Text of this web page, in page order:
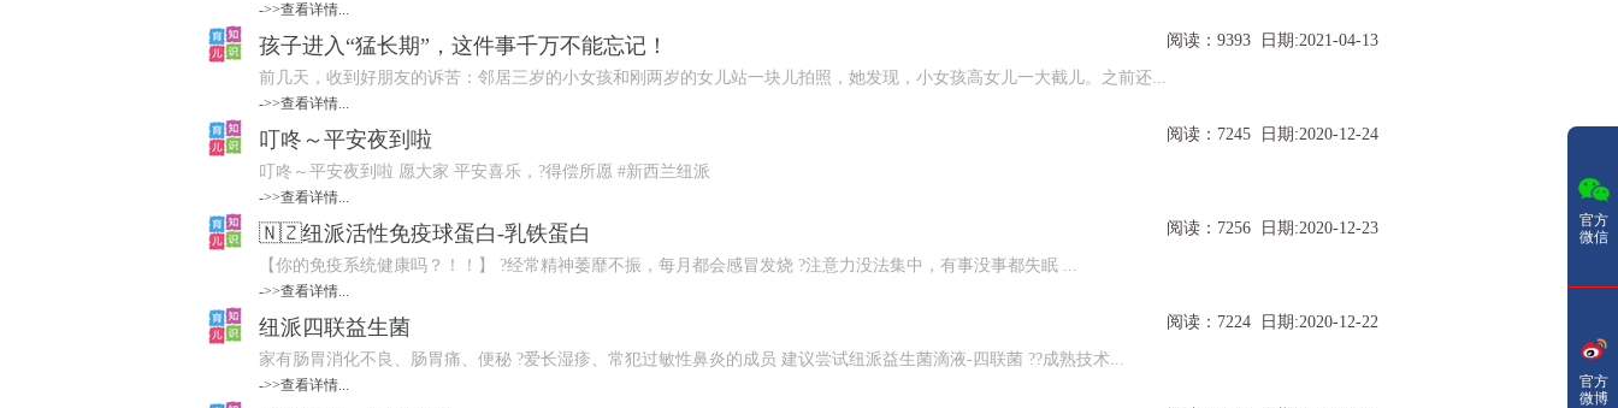
->>查看详情...
孩子进入“猛长期”，这件事千万不能忘记！ 阅读：9393 日期:2021-04-13
前几天，收到好朋友的诉苦：邻居三岁的小女孩和刚两岁的女儿站一块儿拍照，她发现，小女孩高女儿一大截儿。之前还...
->>查看详情...
叮咚～平安夜到啦 阅读：7245 日期:2020-12-24
叮咚～平安夜到啦 愿大家 平安喜乐，?得偿所愿 #新西兰纽派
->>查看详情...
🇳🇿纽派活性免疫球蛋白-乳铁蛋白 阅读：7256 日期:2020-12-23
【你的免疫系统健康吗？！！】 ?经常精神萎靡不振，每月都会感冒发烧 ?注意力没法集中，有事没事都失眠 ...
->>查看详情...
纽派四联益生菌 阅读：7224 日期:2020-12-22
家有肠胃消化不良、肠胃痛、便秘 ?爱长湿疹、常犯过敏性鼻炎的成员 建议尝试纽派益生菌滴液-四联菌 ??成熟技术...
->>查看详情...
官方
微信
官方
微博